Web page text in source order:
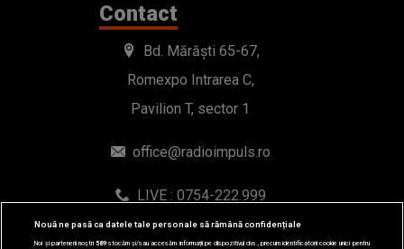
Contact
Bd. Mărăști 65-67,
Romexpo Intrarea C,
Pavilion T, sector 1
office@radioimpuls.ro
LIVE : 0754-222.999
WhatsApp: 0754-222.999
Nouă ne pasă ca datele tale personale să rămână confidențiale
Noi și partenerii noștri589stocăm și/sau accesăm informații pe dispozitivul dvs., precum identificatorii cookie unici pentru